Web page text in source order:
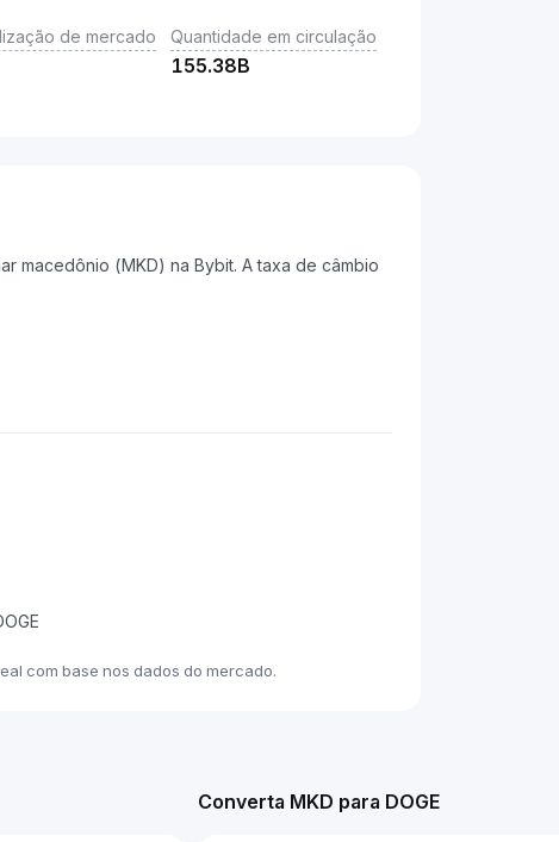
de mercado Quantidade em circulação
155.38B
macedônio (MKD) na Bybit. A taxa de câmbio
com base nos dados do mercado.
Converta MKD para DOGE